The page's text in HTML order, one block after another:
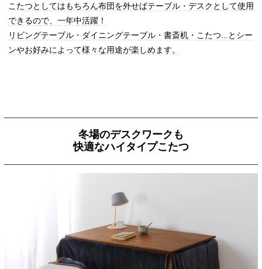
こたつとしてはもちろん布団を外せばテーブル・デスクとして使用
できるので、一年中活躍！
リビングテーブル・ダイニングテーブル・書斎机・こたつ...とシー
ンやお好みによって様々な用途が楽しめます。
冬場のデスクワークも
快適なハイタイプこたつ